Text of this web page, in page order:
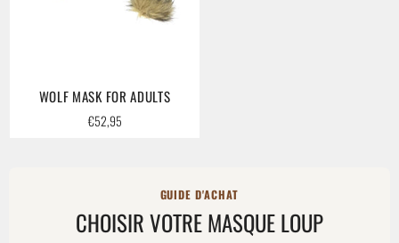
WOLF MASK FOR ADULTS
Regular
€52,95
GUIDE D'ACHAT
CHOISIR VOTRE MASQUE LOUP